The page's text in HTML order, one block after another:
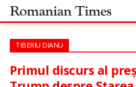
TIBERIU DIANU
Primul discurs al